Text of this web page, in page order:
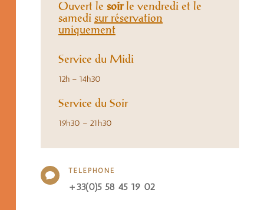
Ouvert le soirle vendredi et le
samedi sur réservation
uniquement
Service du Midi
12h – 14h30
Service du Soir
19h30 – 21h30
 TÉLÉPHONE
+33(0)5 58 45 19 02